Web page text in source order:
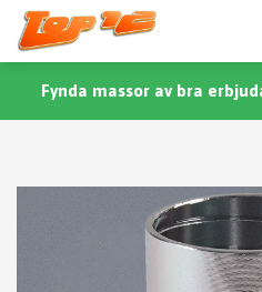
Fynda massor av bra